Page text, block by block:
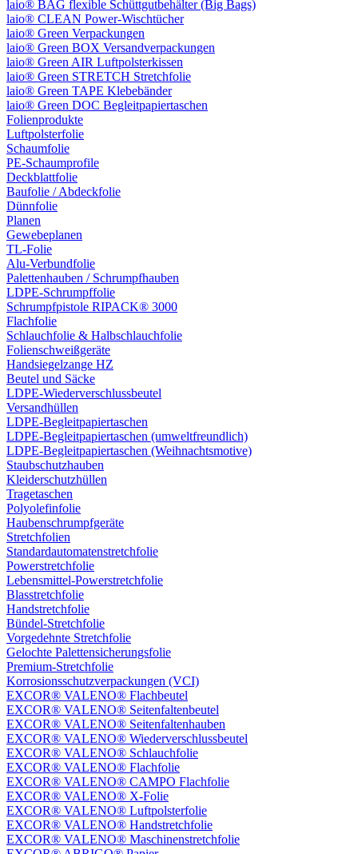
laio® BAG flexible Schüttgutbehälter (Big Bags)
laio® CLEAN Power-Wischtücher
laio® Green Verpackungen
laio® Green BOX Versandverpackungen
laio® Green AIR Luftpolsterkissen
laio® Green STRETCH Stretchfolie
laio® Green TAPE Klebebänder
laio® Green DOC Begleitpapiertaschen
Folienprodukte
Luftpolsterfolie
Schaumfolie
PE-Schaumprofile
Deckblattfolie
Baufolie / Abdeckfolie
Dünnfolie
Planen
Gewebeplanen
TL-Folie
Alu-Verbundfolie
Palettenhauben / Schrumpfhauben
LDPE-Schrumpffolie
Schrumpfpistole RIPACK® 3000
Flachfolie
Schlauchfolie & Halbschlauchfolie
Folienschweißgeräte
Handsiegelzange HZ
Beutel und Säcke
LDPE-Wiederverschlussbeutel
Versandhüllen
LDPE-Begleitpapiertaschen
LDPE-Begleitpapiertaschen (umweltfreundlich)
LDPE-Begleitpapiertaschen (Weihnachtsmotive)
Staubschutzhauben
Kleiderschutzhüllen
Tragetaschen
Polyolefinfolie
Haubenschrumpfgeräte
Stretchfolien
Standardautomatenstretchfolie
Powerstretchfolie
Lebensmittel-Powerstretchfolie
Blasstretchfolie
Handstretchfolie
Bündel-Stretchfolie
Vorgedehnte Stretchfolie
Gelochte Palettensicherungsfolie
Premium-Stretchfolie
Korrosionsschutzverpackungen (VCI)
EXCOR® VALENO® Flachbeutel
EXCOR® VALENO® Seitenfaltenbeutel
EXCOR® VALENO® Seitenfaltenhauben
EXCOR® VALENO® Wiederverschlussbeutel
EXCOR® VALENO® Schlauchfolie
EXCOR® VALENO® Flachfolie
EXCOR® VALENO® CAMPO Flachfolie
EXCOR® VALENO® X-Folie
EXCOR® VALENO® Luftpolsterfolie
EXCOR® VALENO® Handstretchfolie
EXCOR® VALENO® Maschinenstretchfolie